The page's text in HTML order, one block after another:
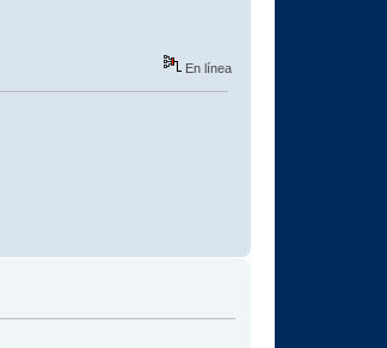
En línea